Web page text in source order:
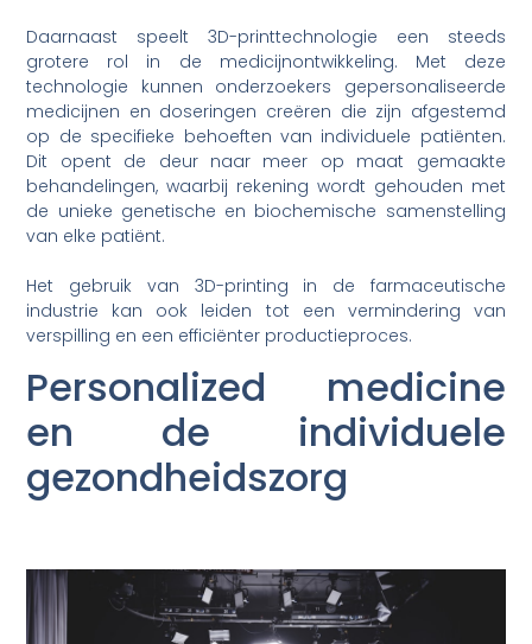
Daarnaast speelt 3D-printtechnologie een steeds
grotere rol in de medicijnontwikkeling. Met deze
technologie kunnen onderzoekers gepersonaliseerde
medicijnen en doseringen creëren die zijn afgestemd
op de specifieke behoeften van individuele patiënten.
Dit opent de deur naar meer op maat gemaakte
behandelingen, waarbij rekening wordt gehouden met
de unieke genetische en biochemische samenstelling
van elke patiënt.
Het gebruik van 3D-printing in de farmaceutische
industrie kan ook leiden tot een vermindering van
verspilling en een efficiënter productieproces.
Personalized medicine
en de individuele
gezondheidszorg